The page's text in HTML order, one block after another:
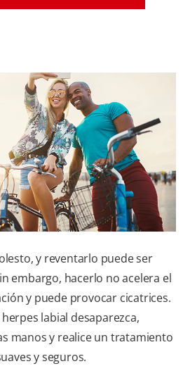
PARA PROFESIONALES
CUPONES
DO (ES)
SUSCRÍBASE
y reventarlo puede ser
embargo, hacerlo no acelera el
y puede provocar cicatrices.
labial desaparezca,
manos y realice un tratamiento
y seguros.